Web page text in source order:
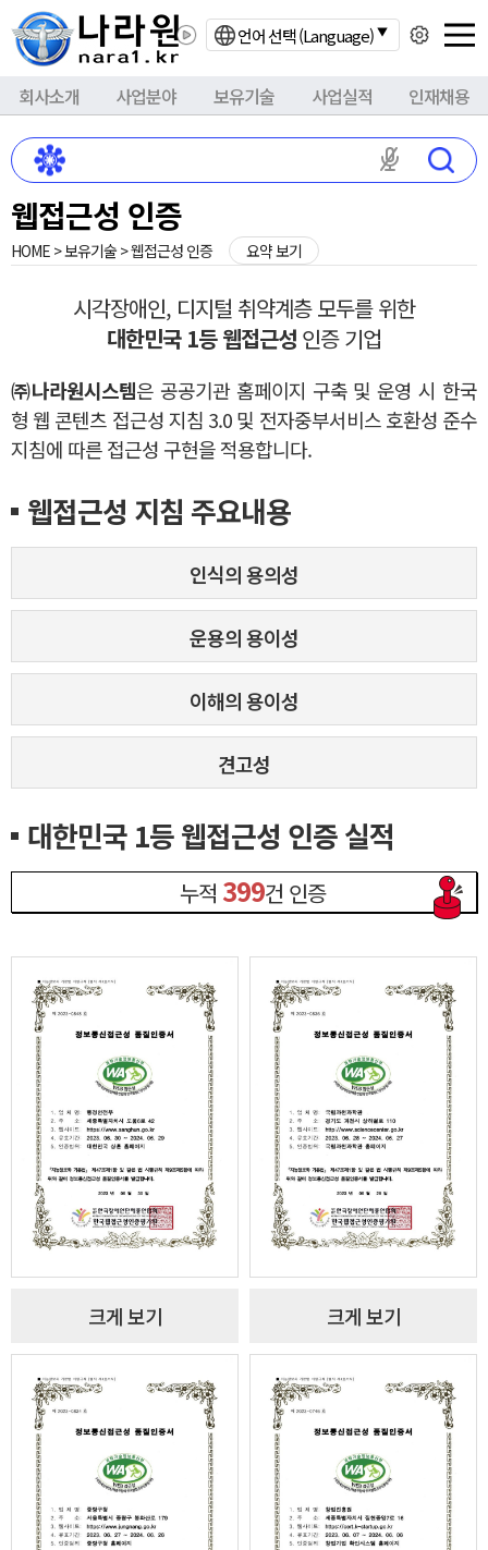
회사소개 사업분야 보유기술 사업실적 인재채용
웹접근성 인증
마이크 권한
HOME > 보유기술 > 웹접근성 인증 요약 보기
시각장애인, 디지털 취약계층 모두를 위한
대한민국 1등 웹접근성 인증 기업
㈜나라원시스템은 공공기관 홈페이지 구축 및 운영 시 한국
형 웹 콘텐츠 접근성 지침 3.0 및 전자중부서비스 호환성 준수
지침에 따른 접근성 구현을 적용합니다.
웹접근성 지침 주요내용
인식의 용의성
운용의 용이성
이해의 용이성
견고성
대한민국 1등 웹접근성 인증 실적
누적 399건 인증
크게 보기 크게 보기
언어 선택 (Language)